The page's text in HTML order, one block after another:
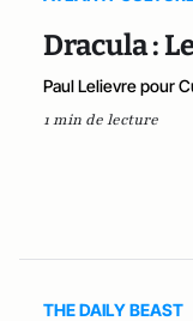
Dracula :
Paul Lelievre pour
1 min de lecture
THE DAILY BEAST